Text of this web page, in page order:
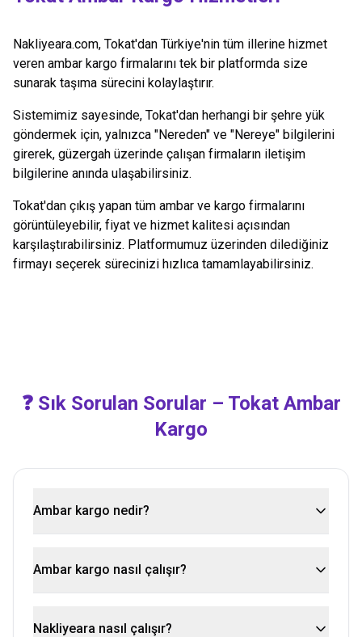
Nakliyeara.com, Tokat'dan Türkiye'nin tüm illerine hizmet
veren ambar kargo firmalarını tek bir platformda size
sunarak taşıma sürecini kolaylaştırır.
Sistemimiz sayesinde, Tokat'dan herhangi bir şehre yük
göndermek için, yalnızca "Nereden" ve "Nereye" bilgilerini
girerek, güzergah üzerinde çalışan firmaların iletişim
bilgilerine anında ulaşabilirsiniz.
Tokat'dan çıkış yapan tüm ambar ve kargo firmalarını
görüntüleyebilir, fiyat ve hizmet kalitesi açısından
karşılaştırabilirsiniz. Platformumuz üzerinden dilediğiniz
firmayı seçerek sürecinizi hızlıca tamamlayabilirsiniz.
❓ Sık Sorulan Sorular – TokatAmbar
Kargo
Ambar kargo nedir?
Ambar kargo nasıl çalışır?
Nakliyeara nasıl çalışır?